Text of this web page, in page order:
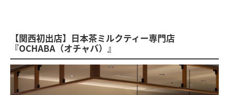
【関西初出店】日本茶ミルクティー専門店
『OCHABA（オチャバ）』